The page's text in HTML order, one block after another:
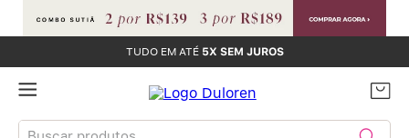
TUDO EM ATÉ 5X SEM JUROS
Buscar produtos